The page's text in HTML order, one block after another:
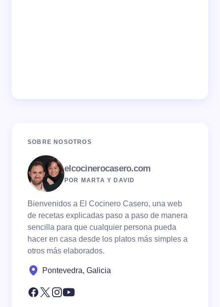
SOBRE NOSOTROS
elcocinerocasero.com
POR MARTA Y DAVID
Bienvenidos a El Cocinero Casero, una web
de recetas explicadas paso a paso de manera
sencilla para que cualquier persona pueda
hacer en casa desde los platos más simples a
otros más elaborados.
Pontevedra, Galicia